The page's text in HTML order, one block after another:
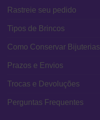
Rastreie seu pedido
Tipos de Brincos
Como Conservar Bijuterias
Prazos e Envios
Trocas e Devoluções
Perguntas Frequentes